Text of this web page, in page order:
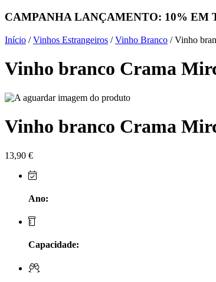
Lavradores da Feitoria - Douro
CAMPANHA LANÇAMENTO: 10% EM
Início /Vinhos Estrangeiros /Vinho Branco / Vinho
Vinho branco Crama
Vinho branco Crama
13,90 €
Ano:
Capacidade: